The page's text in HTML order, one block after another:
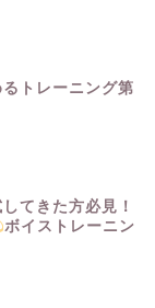
トレーニング第
てきた方必見！
ボイストレーニン